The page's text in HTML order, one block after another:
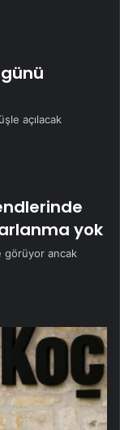
açılacak
yok
görüyor ancak